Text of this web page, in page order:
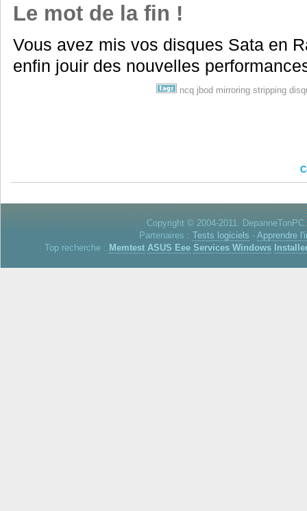
Le mot de la fin !
Vous avez mis vos disques Sata en
enfin jouir des nouvelles
ncq jbod mirroring stripping
Copyright © 2004-2011.
Partenaires : Tests logiciels - Apprendre
Top recherche : Memtest ASUS Eee Services Windows